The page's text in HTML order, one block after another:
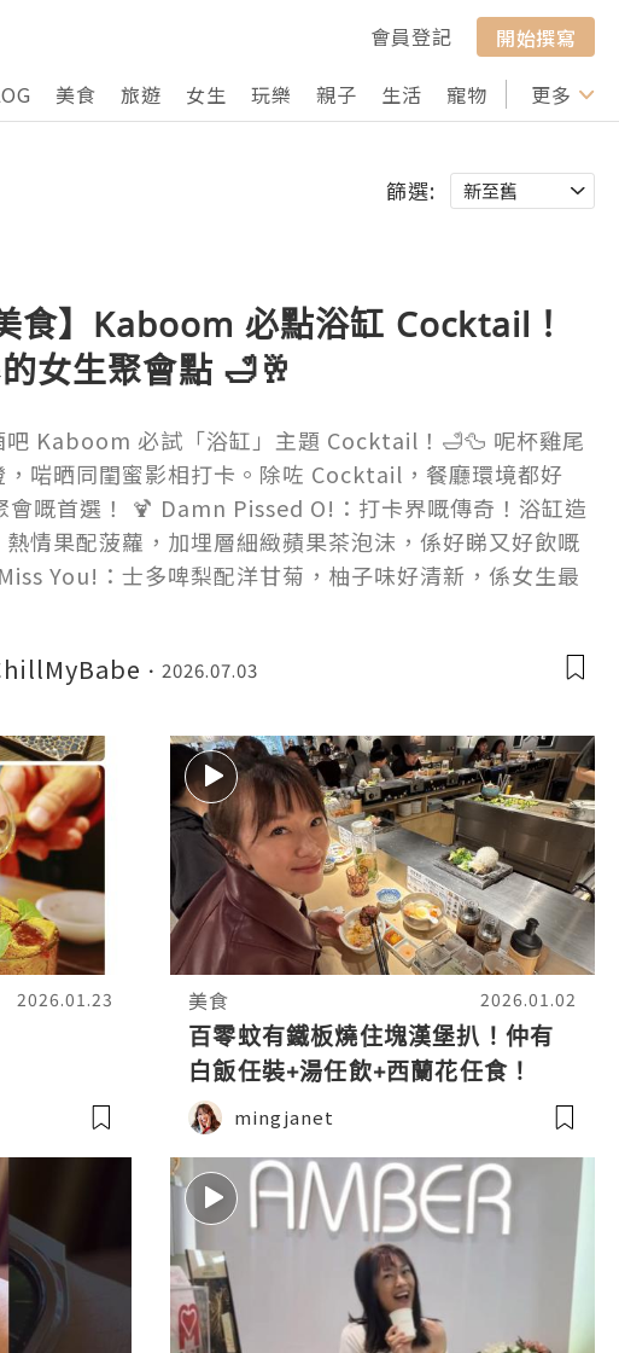
會員登記
開始撰寫
美食 旅遊 女生 玩樂 親子 生活 寵物 行山 打卡
更多
篩選:
食】Kaboom 必點浴缸 Cocktail！
女生聚會點 🛁🥂
吧 Kaboom 必試「浴缸」主題 Cocktail！🛁🦆 呢杯雞尾
，啱晒同閨蜜影相打卡。除咗 Cocktail，餐廳環境都好
嘅首選！ 🍹 Damn Pissed O!：打卡界嘅傳奇！浴缸造
情果配菠蘿，加埋層細緻蘋果茶泡沫，係好睇又好飲嘅
You!：士多啤梨配洋甘菊，柚子味好清新，係女生最
2026.07.03
2026.01.23 美食 2026.01.02
百零蚊有鐵板燒住塊漢堡扒！仲有
白飯任裝+湯任飲+西蘭花任食！
mingjanet